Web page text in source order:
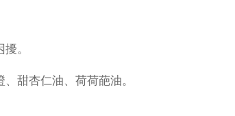
。
甜杏仁油、荷荷葩油。